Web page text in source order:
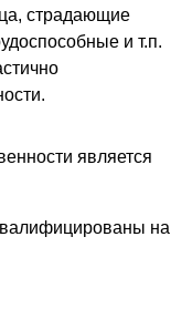
страдающие
и т.п.
является
на